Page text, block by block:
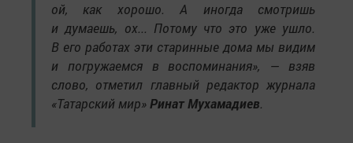
ой, как хорошо. А иногда смотришь
и думаешь, ох... Потому что это уже ушло.
В его работах эти старинные дома мы видим
и погружаемся в воспоминания», — взяв
слово, отметил главный редактор журнала
«Татарский мир»Ринат Мухамадиев.